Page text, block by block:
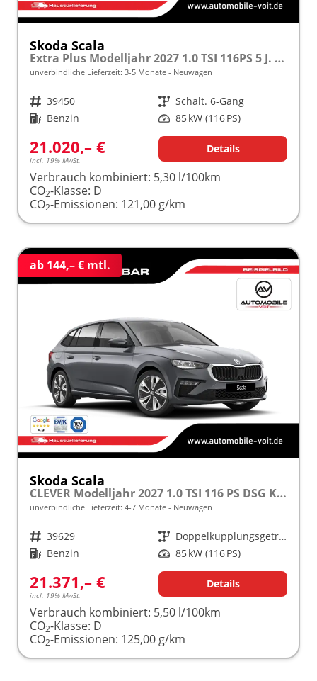
Skoda Scala
Extra Plus Modelljahr 2027 1.0 TSI 116PS 5 J. Garantie, Kamera, Winterpaket, Climatronic, Tempomat, SunSet, Wireless Smartlink
unverbindliche Lieferzeit: 3-5 Monate Neuwagen
Fahrzeugnr. 39450 Getriebe Schalt. 6-Gang
Kraftstoff Benzin Leistung 85 kW (116 PS)
21.020,– €
incl. 19% MwSt.
Details
Verbrauch kombiniert: 5,30 l/100km
CO2-Klasse: D
CO2-Emissionen: 121,00 g/km
ab 144,– € mtl.
Skoda Scala
CLEVER Modelljahr 2027 1.0 TSI 116 PS DSG Kamera frei konfigurierbar!
unverbindliche Lieferzeit: 4-7 Monate Neuwagen
Fahrzeugnr. 39629 Getriebe
Doppelkupplungsgetriebe (DSG)
Kraftstoff Benzin Leistung 85 kW (116 PS)
21.371,– €
incl. 19% MwSt.
Details
Verbrauch kombiniert: 5,50 l/100km
CO2-Klasse: D
CO2-Emissionen: 125,00 g/km